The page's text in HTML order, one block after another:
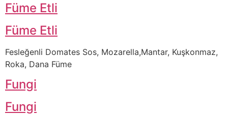
Füme Etli
Füme Etli
Fesleğenli Domates Sos, Mozarella,Mantar, Kuşkonmaz,
Roka, Dana Füme
Fungi
Fungi